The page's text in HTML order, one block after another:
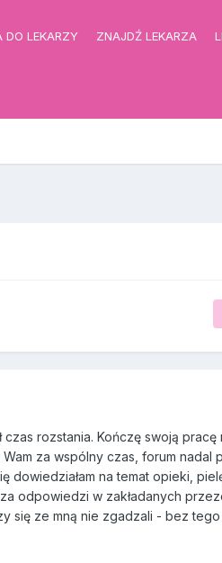
DO LEKARZY ZNAJDŹ LEKARZA
rozstania. Kończę swoją pracę
za wspólny czas, forum nadal
dowiedziałam na temat opieki,
odpowiedzi w zakładanych
się ze mną nie zgadzali - bez